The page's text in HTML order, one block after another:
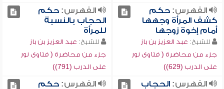
الفهرس:حكم
كشف المرأة وجهها
أمام إخوة زوجها
للشيخ: عبد العزيز بن باز
جزء من محاضرة ( فتاوى نور
على الدرب (629))
الفهرس:حكم
الحجاب بالنسبة
للمرأة
للشيخ: عبد العزيز بن باز
جزء من محاضرة ( فتاوى نور
على الدرب (791))
الفهرس:الحجاب
الفهرس:حكم